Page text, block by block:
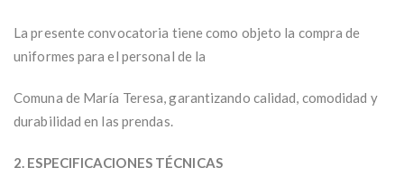
La presente convocatoria tiene como objeto la compra de
uniformes para el personal de la
Comuna de María Teresa, garantizando calidad, comodidad y
durabilidad en las prendas.
2. ESPECIFICACIONES TÉCNICAS